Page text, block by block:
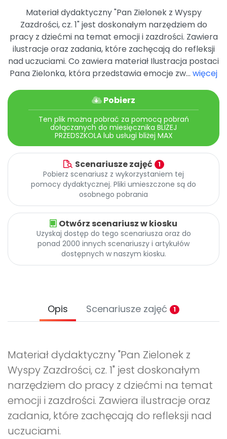
Pomoc
Promocje
Materiał dydaktyczny "Pan Zielonek z Wyspy
Zazdrości, cz. 1" jest doskonałym narzędziem do
pracy z dziećmi na temat emocji i zazdrości. Zawiera
ilustracje oraz zadania, które zachęcają do refleksji
nad uczuciami. Co zawiera materiał Ilustracja postaci
Pana Zielonka, która przedstawia emocje zw... więcej
Pobierz
Ten plik można pobrać za pomocą pobrań
dołączanych do miesięcznika BLIŻEJ
PRZEDSZKOLA lub usługi bliżej MAX
Scenariusze zajęć 1
Pobierz scenariusz z wykorzystaniem tej
pomocy dydaktycznej. Pliki umieszczone są do
osobnego pobrania
Otwórz scenariusz w kiosku
Uzyskaj dostęp do tego scenariusza oraz do
ponad 2000 innych scenariuszy i artykułów
dostępnych w naszym kiosku.
Opis Scenariusze zajęć 1
Materiał dydaktyczny "Pan Zielonek z
Wyspy Zazdrości, cz. 1" jest doskonałym
narzędziem do pracy z dziećmi na temat
emocji i zazdrości. Zawiera ilustracje oraz
zadania, które zachęcają do refleksji nad
uczuciami.